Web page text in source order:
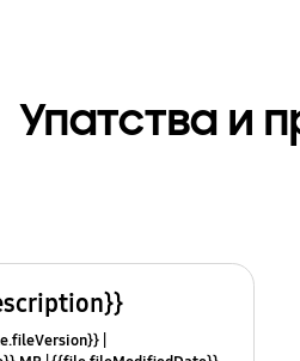
Упатства и